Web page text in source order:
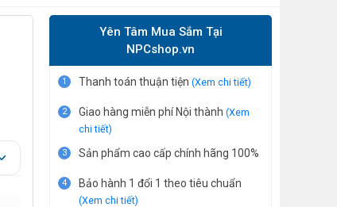
Yên Tâm Mua Sắm Tại
NPCshop.vn
1 Thanh toán thuận tiện (Xem chi tiết)
2 Giao hàng miễn phí Nội thành (Xem
chi tiết)
3 Sản phẩm cao cấp chính hãng 100%
4 Bảo hành 1 đổi 1 theo tiêu chuẩn
(Xem chi tiết)